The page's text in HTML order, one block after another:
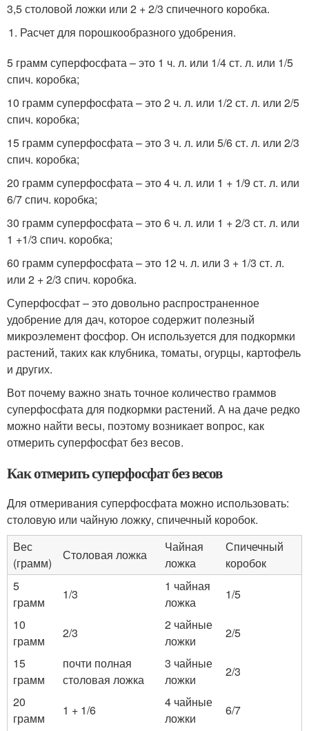
3,5 столовой ложки или 2 + 2/3 спичечного коробка.
Расчет для порошкообразного удобрения.
5 грамм суперфосфата – это 1 ч. л. или 1/4 ст. л. или 1/5
спич. коробка;
10 грамм суперфосфата – это 2 ч. л. или 1/2 ст. л. или 2/5
спич. коробка;
15 грамм суперфосфата – это 3 ч. л. или 5/6 ст. л. или 2/3
спич. коробка;
20 грамм суперфосфата – это 4 ч. л. или 1 + 1/9 ст. л. или
6/7 спич. коробка;
30 грамм суперфосфата – это 6 ч. л. или 1 + 2/3 ст. л. или
1 +1/3 спич. коробка;
60 грамм суперфосфата – это 12 ч. л. или 3 + 1/3 ст. л.
или 2 + 2/3 спич. коробка.
Суперфосфат – это довольно распространенное
удобрение для дач, которое содержит полезный
микроэлемент фосфор. Он используется для подкормки
растений, таких как клубника, томаты, огурцы, картофель
и других.
Вот почему важно знать точное количество граммов
суперфосфата для подкормки растений. А на даче редко
можно найти весы, поэтому возникает вопрос, как
отмерить суперфосфат без весов.
Как отмерить суперфосфат без весов
Для отмеривания суперфосфата можно использовать:
столовую или чайную ложку, спичечный коробок.
Вес
(грамм)
Столовая ложка
Чайная
ложка
Спичечный
коробок
5
грамм
1/3
1 чайная
ложка
1/5
10
грамм
2/3
2 чайные
ложки
2/5
15
грамм
почти полная
столовая ложка
3 чайные
ложки
2/3
20
грамм
1 + 1/6
4 чайные
ложки
6/7